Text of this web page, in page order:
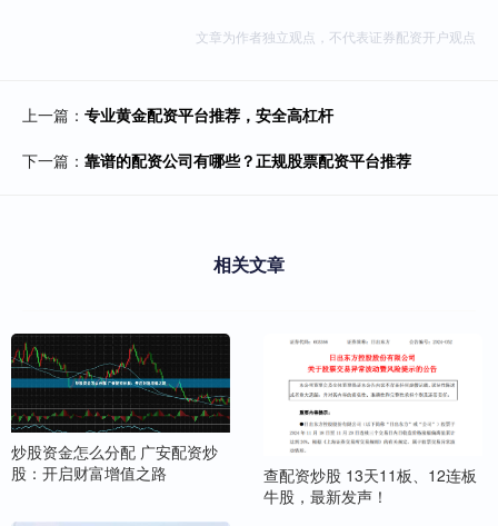
文章为作者独立观点，不代表证券配资开户观点
上一篇： 专业黄金配资平台推荐，安全高杠杆
下一篇： 靠谱的配资公司有哪些？正规股票配资平台推荐
相关文章
炒股资金怎么分配 广安配资炒
股：开启财富增值之路
查配资炒股 13天11板、12连板
牛股，最新发声！